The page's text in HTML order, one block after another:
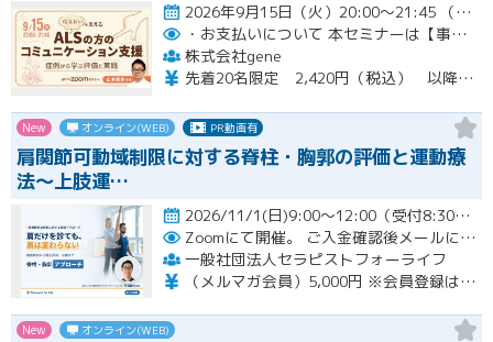
2026年9月15日（火）20:00～21:45 （受付開始時間 19:45）開催
・お支払いについて 本セミナーは【事前支払い（クレジットカード・銀行振込）】です。
株式会社gene
先着20名限定 2,420円（税込） 以降3,000円（税込） ※お支払い方法：クレジットカード・銀行振込 【キャンセルについて】 決済後はいかなる理由でも返金はいたしませんのでご了承ください。 受講料をお支払いいただいた方には、後日アーカイブの視聴URLをお送りいたします。
New オンライン(WEB) PR動画有
肩関節可動域制限に対する脊柱・胸郭の評価と運動療
法〜上肢運…
2026/11/1(日)9:00～12:00（受付8:30～）開催
Zoomにて開催。
ご入金確認後メールにてURLをお知らせいたします。
一般社団法人セラピストフォーライフ
（メルマガ会員）5,000円 ※会員登録はホームページより無料で行って頂けます。 会員限定特典あり！
New オンライン(WEB)